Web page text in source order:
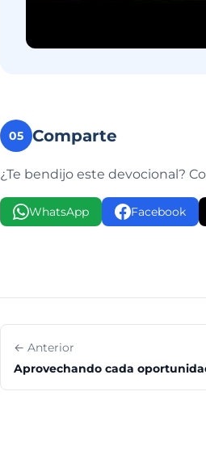
05 Comparte
¿Te bendijo este devocional?
WhatsApp Facebook
← Anterior
Aprovechando cada